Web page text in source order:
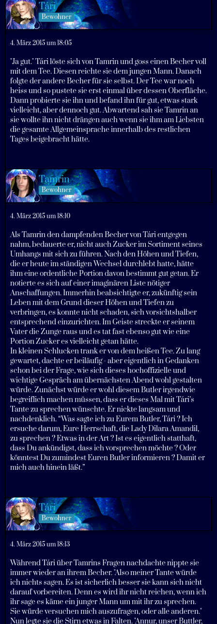
Tári
Bewohner
4. März 2015 um 18:05
"Ja gut." Tári löste sich von Tamrin und goss einen Becher voll
mit dem Tee. Diesen reichte sie dem jungen Mann. Danach
folgte der andere Becher für sie selbst. Der Tee war noch
heiss und so pustete sie erst einmal über dessen Oberfläche.
Dann probierte sie ihn und befand ihn für gut, etwas stark
vielleicht, aber dennoch gut. Abwartend sah sie Tamrin an
sie wollte ihn nicht drängen auch wenn sie ihm am Liebsten
die gesamte Allgemeinsprache innerhalb des restlichen
Tages beigebracht hätte.
Tamrin
Bewohner
4. März 2015 um 18:10
Als Tamrin den dampfenden Becher von Tári entgegen
nahm, bedauerte er, nicht auch Zucker im Sortiment seines
Umhangs mit sich zu führen. Nach den Höhen und Tiefen,
die er heute im ständigen Wechsel durchlebt hatte, hätte
ihm eine ordentliche Portion davon bestimmt gut getan. Er
notierte es sich auf einer imaginären Liste nötiger
Anschaffungen. Immerhin beabsichtigte er, zukünftig sein
Leben mit dem Grund dieser Höhen und Tiefen zu
verbringen, es konnte nicht schaden, sich vorsichtshalber
entsprechend einzurichten. Im Geiste streckte er seinem
Vater die Zunge raus und es tat fast ebenso gut wie eine
Portion Zucker es vielleicht getan hätte.
In kleinen Schlucken trank er von dem heißen Tee. Zu lang
gewartet, dachte er beiläufig - aber eigentlich in Gedanken
schon bei der Frage, wie sich dieses hochoffizielle und
wichtige Gespräch am übernächsten Abend wohl gestalten
würde. Zunächst würde er wohl diesem Butler irgendwie
begreiflich machen müssen, dass er dieses Mal mit Tári’s
Tante zu sprechen wünschte. Er nickte langsam und
nachdenklich. “Was sagte ich zu Eurem Butler, Tári ? Ich
ersuche darum, Eure Herrschaft, die Lady Dilara Amandil,
zu sprechen ? Etwas in der Art ? Ist es eigentlich statthaft,
dass Du ankündigst, dass ich vorsprechen möchte ? Oder
könntest Du zumindest Euren Butler informieren ? Damit er
mich auch hinein läßt.”
Tári
Bewohner
4. März 2015 um 18:13
Während Tári über Tamrins Fragen nachdachte nippte sie
immer wieder an ihrem Becher. "Also meiner Tante würde
ich nichts sagen. Es ist sicherlich besser sie kann sich nicht
darauf vorbereiten. Denn es wird ihr nicht reichen, wenn ich
ihr sage es käme ein junger Mann um mit ihr zu sprechen.
Sie würde versuchen mich auszufragen, oder alle anderen."
Nun legte sie die Stirn etwas in Falten. "Annur, unser Buttler,